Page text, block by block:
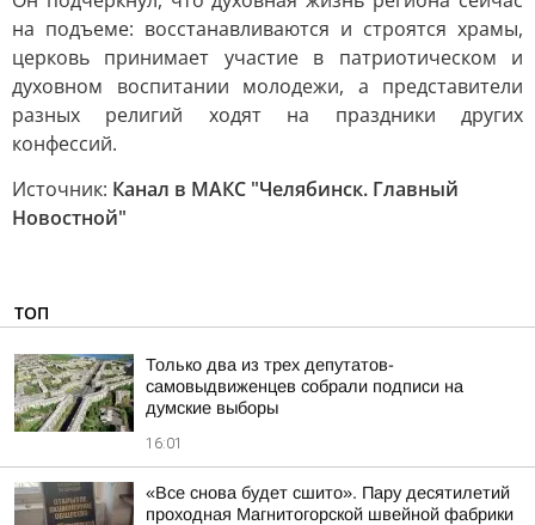
на подъеме: восстанавливаются и строятся храмы,
церковь принимает участие в патриотическом и
духовном воспитании молодежи, а представители
разных религий ходят на праздники других
конфессий.
Источник: Канал в МАКС "Челябинск. Главный
Новостной"
ТОП
Только два из трех депутатов-
самовыдвиженцев собрали подписи на
думские выборы
16:01
«Все снова будет сшито». Пару десятилетий
проходная Магнитогорской швейной фабрики